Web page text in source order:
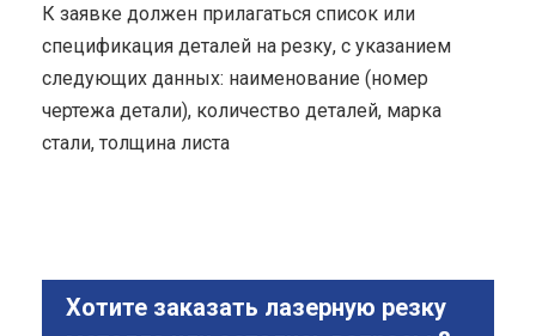
К заявке должен прилагаться список или
спецификация деталей на резку, с указанием
следующих данных: наименование (номер
чертежа детали), количество деталей, марка
стали, толщина листа
Хотите заказать лазерную резку